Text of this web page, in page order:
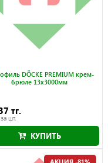
DÖCKE PREMIUM крем-
брюле 13x3000мм
тг.
шт.
КУПИТЬ